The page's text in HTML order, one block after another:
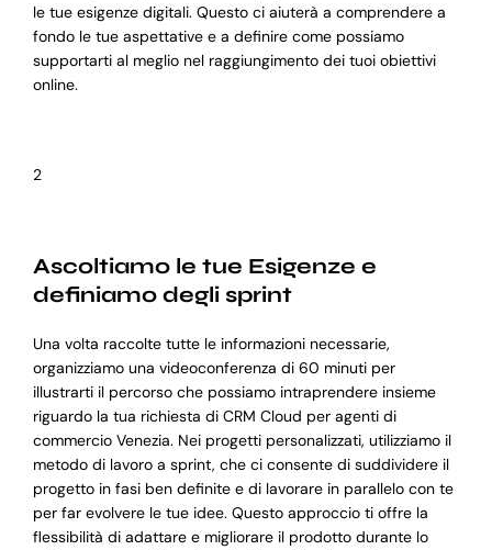
le tue esigenze digitali. Questo ci aiuterà a comprendere a
fondo le tue aspettative e a definire come possiamo
supportarti al meglio nel raggiungimento dei tuoi obiettivi
online.
2
Ascoltiamo le tue Esigenze e
definiamo degli sprint
Una volta raccolte tutte le informazioni necessarie,
organizziamo una videoconferenza di 60 minuti per
illustrarti il percorso che possiamo intraprendere insieme
riguardo la tua richiesta di CRM Cloud per agenti di
commercio Venezia. Nei progetti personalizzati, utilizziamo il
metodo di lavoro a sprint, che ci consente di suddividere il
progetto in fasi ben definite e di lavorare in parallelo con te
per far evolvere le tue idee. Questo approccio ti offre la
flessibilità di adattare e migliorare il prodotto durante lo